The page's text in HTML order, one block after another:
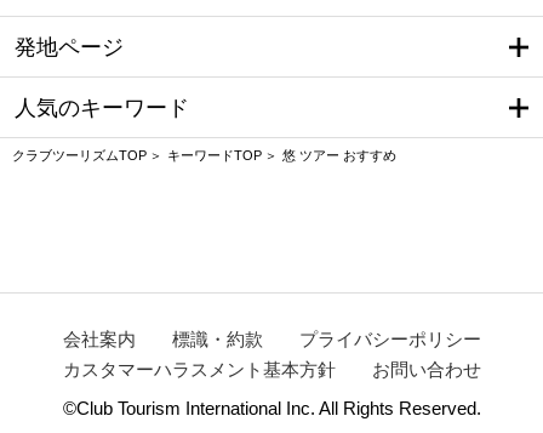
発地ページ
人気のキーワード
クラブツーリズムTOP キーワードTOP 悠 ツアー おすすめ
会社案内 標識・約款
プライバシーポリシー
カスタマーハラスメント基本方針
お問い合わせ
©Club Tourism International Inc. All Rights Reserved.